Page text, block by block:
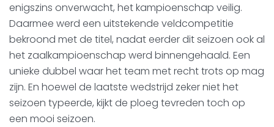
enigszins onverwacht, het kampioenschap veilig.
Daarmee werd een uitstekende veldcompetitie
bekroond met de titel, nadat eerder dit seizoen ook al
het zaalkampioenschap werd binnengehaald. Een
unieke dubbel waar het team met recht trots op mag
zijn. En hoewel de laatste wedstrijd zeker niet het
seizoen typeerde, kijkt de ploeg tevreden toch op
een mooi seizoen.